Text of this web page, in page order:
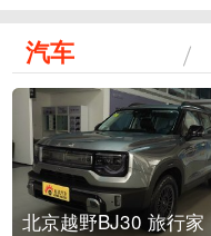
汽车
北京越野BJ30 旅行家